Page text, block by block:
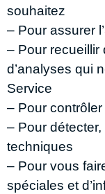
souhaitez
– Pour assurer
– Pour
d’analyses qui
Service
– Pour contrôler
– Pour
techniques
– Pour vous
spéciales et